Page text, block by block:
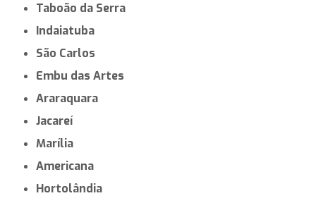
Taboão da Serra
Indaiatuba
São Carlos
Embu das Artes
Araraquara
Jacareí
Marília
Americana
Hortolândia